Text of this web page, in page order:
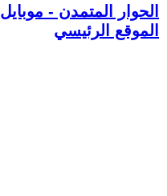
الحوار المتمدن - موبايل
الموقع الرئيسي